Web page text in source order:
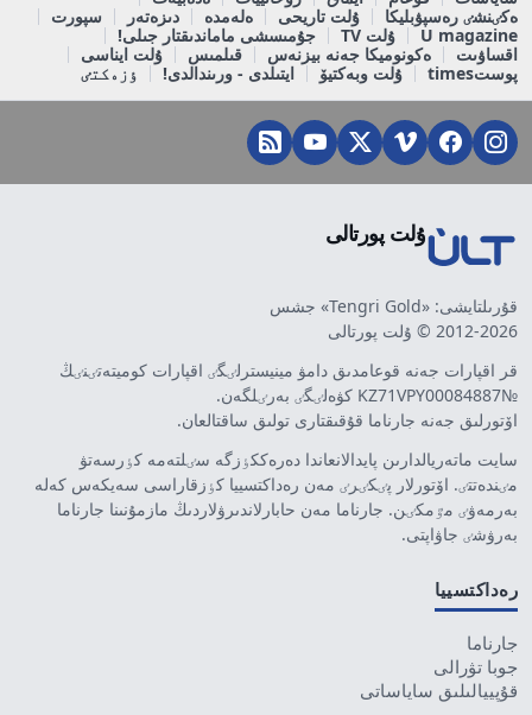
ەكٸنشٸ رەسپۋبليكا
ۇلت تاريحى ەلەمدە دىزەتەر
سپورت
U magazine
ۇلت TV
جۇمىسشى ماماندىقتار جىلى!
اقساۋىت
ەكونوميكا جەنە بيزنەس قىلمىس
ۇلت ايناسى
پوستtimes
ۇلت وبەكتيۆ ايتىلدى - ورىندالدى! ٶزەكتٸ
ۇلت پورتالى
قۇرىلتايشى: «Tengri Gold» جشس
2012-2026 © ۇلت پورتالى
قر اقپارات جەنە قوعامدىق دامۋ مينيسترلٸگٸ اقپارات كوميتەتٸنٸڭ
№KZ71VPY00084887 كۋەلٸگٸ بەرٸلگەن.
اۆتورلىق جەنە جارناما قۇقىقتارى تولىق ساقتالعان.
سايت ماتەريالدارىن پايدالانعاندا دەرەككٶزگە سٸلتەمە كٶرسەتۋ
مٸندەتتٸ. اۆتورلار پٸكٸرٸ مەن رەداكتسييا كٶزقاراسى سەيكەس كەلە
بەرمەۋٸ مٷمكٸن. جارناما مەن حابارلاندىرۋلاردىڭ مازمۇنىنا جارناما
بەرۋشٸ جاۋاپتى.
رەداكتسييا
جارناما
جوبا تۋرالى
قۇپييالىلىق ساياساتى